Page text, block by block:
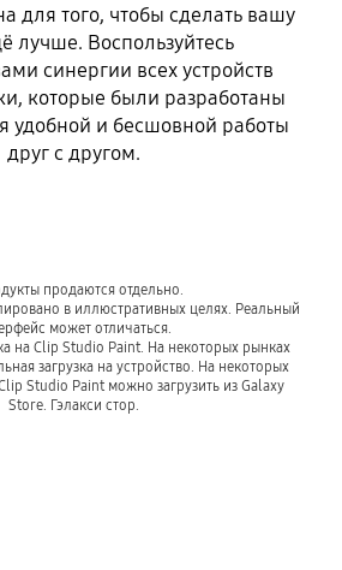
для того, чтобы сделать вашу
лучше. Воспользуйтесь
синергии всех устройств
которые были разработаны
удобной и бесшовной работы
друг с другом.
продаются отдельно.
в иллюстративных целях. Реальный
может отличаться.
на Clip Studio Paint. На некоторых рынках
загрузка на устройство. На некоторых
Studio Paint можно загрузить из Galaxy
Store. Гэлакси стор.